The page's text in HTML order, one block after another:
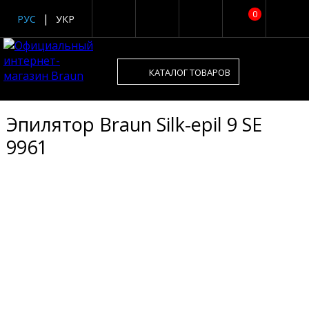
0
РУС УКР
КАТАЛОГ ТОВАРОВ
Эпилятор Braun Silk-epil 9 SE
9961